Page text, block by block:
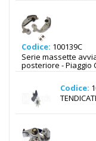
Codice: 100139C
Serie massette
posteriore - Piaggio
Codice: